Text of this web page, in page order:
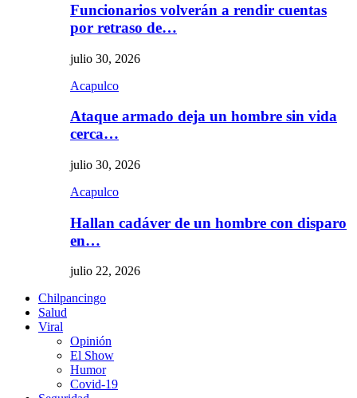
Funcionarios volverán a rendir cuentas
por retraso de…
julio 30, 2026
Acapulco
Ataque armado deja un hombre sin vida
cerca…
julio 30, 2026
Acapulco
Hallan cadáver de un hombre con disparo
en…
julio 22, 2026
Chilpancingo
Salud
Viral
Opinión
El Show
Humor
Covid-19